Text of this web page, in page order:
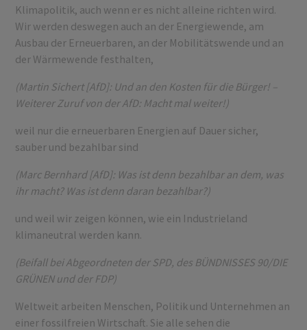
Klimapolitik, auch wenn er es nicht alleine richten wird.
Wir werden deswegen auch an der Energiewende, am
Ausbau der Erneuerbaren, an der Mobilitätswende und an
der Wärmewende festhalten,
(Martin Sichert [AfD]: Und an den Kosten für die Bürger! –
Weiterer Zuruf von der AfD: Macht mal weiter!)
weil nur die erneuerbaren Energien auf Dauer sicher,
sauber und bezahlbar sind
(Marc Bernhard [AfD]: Was ist denn bezahlbar an dem, was
ihr macht? Was ist denn daran bezahlbar?)
und weil wir zeigen können, wie ein Industrieland
klimaneutral werden kann.
(Beifall bei Abgeordneten der SPD, des BÜNDNISSES 90/DIE
GRÜNEN und der FDP)
Weltweit arbeiten Menschen, Politik und Unternehmen an
einer fossilfreien Wirtschaft. Sie alle sehen die